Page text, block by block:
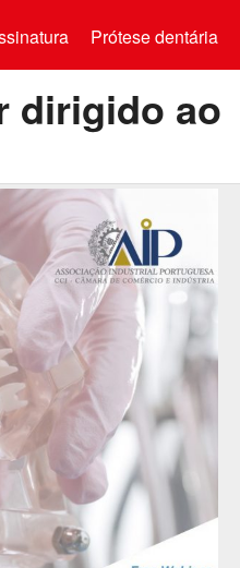
Prótese dentária
dirigido ao